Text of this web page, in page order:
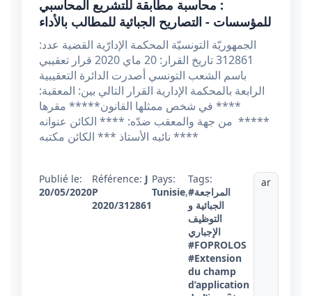
: محاسبة مطابقة للتشريع المحاسبي
للمؤسسات - التصاريح الجبائية للمطالب بالأداء
الجمهوريّة التونسيّة المحكمة الإدارّية القضية عدد:
312861 تاريخ القرار: 20 ماي 2020 قرار تعقيبي
باسم الشعب التونسي أصدرت الدائرة التعقيبية
الرابعة بالمحكمة الإدارية القرار التالي بين: المعقبة:
**** في شخص ممثلها القانون***** مقرها
***** من جهة والمعقب ضدّه: **** الكائن عنوانه
**** نائبه الأستاذ *** الكائن مكتبه
Publié le:
20/05/2020
Référence: J
P
2020/312861
Pays:
Tunisie,
Tags:
#المراجعة
الجبائية و
التوظيف
الإجباري
#FOPROLOS
#Extension
du champ
d’application
ar